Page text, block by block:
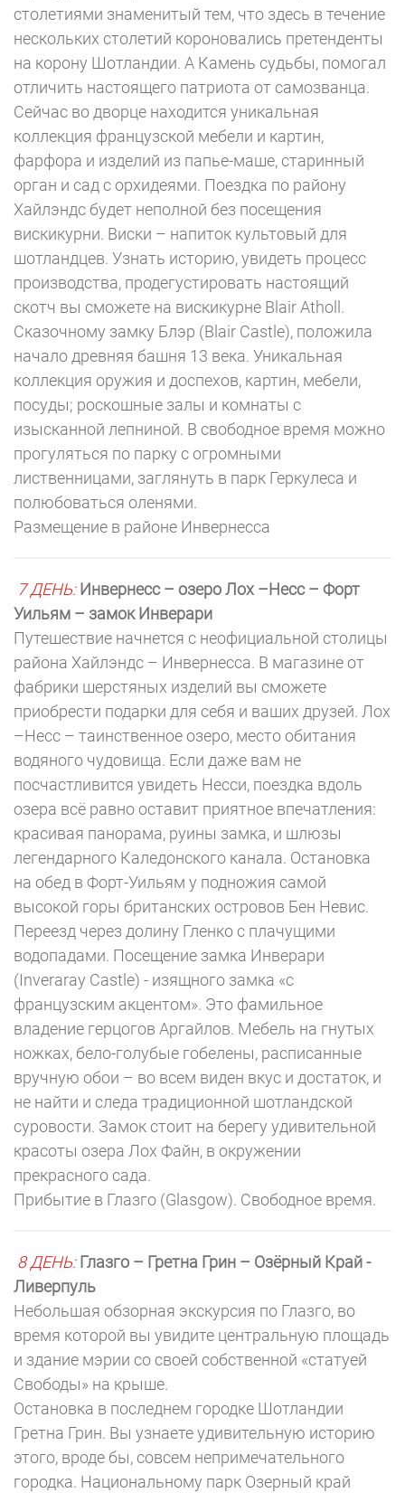
столетиями знаменитый тем, что здесь в течение
нескольких столетий короновались претенденты
на корону Шотландии. А Камень судьбы, помогал
отличить настоящего патриота от самозванца.
Сейчас во дворце находится уникальная
коллекция французской мебели и картин,
фарфора и изделий из папье-маше, старинный
орган и сад с орхидеями. Поездка по району
Хайлэндс будет неполной без посещения
вискикурни. Виски – напиток культовый для
шотландцев. Узнать историю, увидеть процесс
производства, продегустировать настоящий
скотч вы сможете на вискикурне Blair Atholl.
Сказочному замку Блэр (Blair Castle), положила
начало древняя башня 13 века. Уникальная
коллекция оружия и доспехов, картин, мебели,
посуды; роскошные залы и комнаты с
изысканной лепниной. В свободное время можно
прогуляться по парку с огромными
лиственницами, заглянуть в парк Геркулеса и
полюбоваться оленями.
Размещение в районе Инвернесса
7 ДЕНЬ: Инвернесс – озеро Лох –Несс – Форт
Уильям – замок Инверари
Путешествие начнется с неофициальной столицы
района Хайлэндс – Инвернесса. В магазине от
фабрики шерстяных изделий вы сможете
приобрести подарки для себя и ваших друзей. Лох
–Несс – таинственное озеро, место обитания
водяного чудовища. Если даже вам не
посчастливится увидеть Несси, поездка вдоль
озера всё равно оставит приятное впечатления:
красивая панорама, руины замка, и шлюзы
легендарного Каледонского канала. Остановка
на обед в Форт-Уильям у подножия самой
высокой горы британских островов Бен Невис.
Переезд через долину Гленко с плачущими
водопадами. Посещение замка Инверари
(Inveraray Castle) - изящного замка «с
французским акцентом». Это фамильное
владение герцогов Аргайлов. Мебель на гнутых
ножках, бело-голубые гобелены, расписанные
вручную обои – во всем виден вкус и достаток, и
не найти и следа традиционной шотландской
суровости. Замок стоит на берегу удивительной
красоты озера Лох Файн, в окружении
прекрасного сада.
Прибытие в Глазго (Glasgow). Свободное время.
8 ДЕНЬ: Глазго – Гретна Грин – Озёрный Край -
Ливерпуль
Небольшая обзорная экскурсия по Глазго, во
время которой вы увидите центральную площадь
и здание мэрии со своей собственной «статуей
Свободы» на крыше.
Остановка в последнем городке Шотландии
Гретна Грин. Вы узнаете удивительную историю
этого, вроде бы, совсем непримечательного
городка. Национальному парк Озерный край